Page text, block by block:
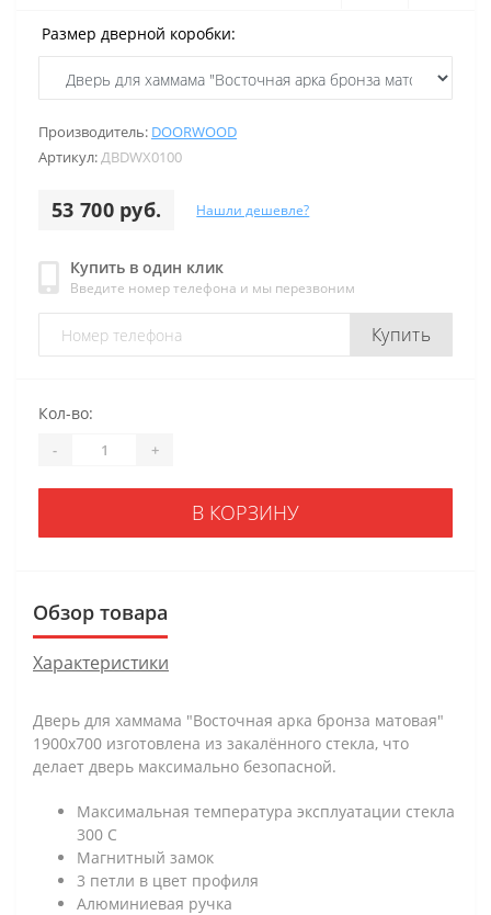
Производитель: DOORWOOD
Артикул:ДВDWХ0100
53 700 руб. Нашли дешевле?
Купить в один клик
Введите номер телефона и мы перезвоним
Купить
Размер дверной коробки:
Кол-во:
- +
В КОРЗИНУ
Обзор товара
Характеристики
Дверь для хаммама "Восточная арка бронза матовая"
1900х700 изготовлена из закалённого стекла, что
делает дверь максимально безопасной.
Максимальная температура эксплуатации стекла
300 С
Магнитный замок
3 петли в цвет профиля
Алюминиевая ручка